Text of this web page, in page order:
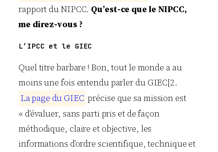
rapport du NIPCC. Qu’est-ce que le NIPCC,
me direz-vous ?
L’IPCC et le GIEC
Quel titre barbare ! Bon, tout le monde a au
moins une fois entendu parler du GIEC[2.
Lapage du GIEC précise que sa mission est
« d’évaluer, sans parti pris et de façon
méthodique, claire et objective, les
informations d’ordre scientifique, technique et